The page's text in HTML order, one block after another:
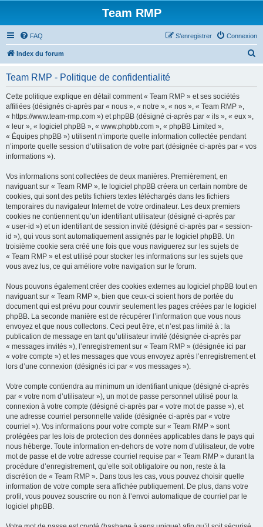
Team RMP
FAQ Connexion
S’enregistrer
Index du forum
Team RMP - Politique de confidentialité
Cette politique explique en détail comment « Team RMP » et ses sociétés
affiliées (désignés ci-après par « nous », « notre », « nos », « Team RMP »,
« https://www.team-rmp.com ») et phpBB (désigné ci-après par « ils », « eux »,
« leur », « logiciel phpBB », « www.phpbb.com », « phpBB Limited »,
« Équipes phpBB ») utilisent n’importe quelle information collectée pendant
n’importe quelle session d’utilisation de votre part (désignée ci-après par « vos
informations »).
Vos informations sont collectées de deux manières. Premièrement, en
naviguant sur « Team RMP », le logiciel phpBB créera un certain nombre de
cookies, qui sont des petits fichiers textes téléchargés dans les fichiers
temporaires du navigateur Internet de votre ordinateur. Les deux premiers
cookies ne contiennent qu’un identifiant utilisateur (désigné ci-après par
« user-id ») et un identifiant de session invité (désigné ci-après par « session-
id »), qui vous sont automatiquement assignés par le logiciel phpBB. Un
troisième cookie sera créé une fois que vous naviguerez sur les sujets de
« Team RMP » et est utilisé pour stocker les informations sur les sujets que
vous avez lus, ce qui améliore votre navigation sur le forum.
Nous pouvons également créer des cookies externes au logiciel phpBB tout en
naviguant sur « Team RMP », bien que ceux-ci soient hors de portée du
document qui est prévu pour couvrir seulement les pages créées par le logiciel
phpBB. La seconde manière est de récupérer l’information que vous nous
envoyez et que nous collectons. Ceci peut être, et n’est pas limité à : la
publication de message en tant qu’utilisateur invité (désignée ci-après par
« messages invités »), l’enregistrement sur « Team RMP » (désignée ici par
« votre compte ») et les messages que vous envoyez après l’enregistrement et
lors d’une connexion (désignés ici par « vos messages »).
Votre compte contiendra au minimum un identifiant unique (désigné ci-après
par « votre nom d’utilisateur »), un mot de passe personnel utilisé pour la
connexion à votre compte (désigné ci-après par « votre mot de passe »), et
une adresse courriel personnelle valide (désignée ci-après par « votre
courriel »). Vos informations pour votre compte sur « Team RMP » sont
protégées par les lois de protection des données applicables dans le pays qui
nous héberge. Toute information en-dehors de votre nom d’utilisateur, de votre
mot de passe et de votre adresse courriel requise par « Team RMP » durant la
procédure d’enregistrement, qu’elle soit obligatoire ou non, reste à la
discrétion de « Team RMP ». Dans tous les cas, vous pouvez choisir quelle
information de votre compte sera affichée publiquement. De plus, dans votre
profil, vous pouvez souscrire ou non à l’envoi automatique de courriel par le
logiciel phpBB.